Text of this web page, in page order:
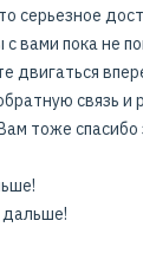
серьезное
вами пока не
двигаться
связь и
тоже спасибо